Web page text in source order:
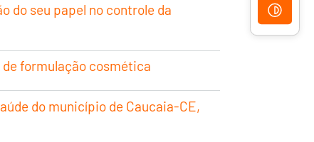
do seu papel no controle da
formulação cosmética
do município de Caucaia-CE,